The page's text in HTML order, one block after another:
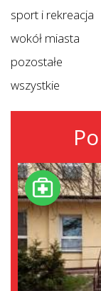
sport i rekreacja
wokół miasta
pozostałe
wszystkie